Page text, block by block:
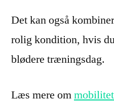
Det kan også
rolig kondition, hvis
blødere træningsdag.
Læs mere om